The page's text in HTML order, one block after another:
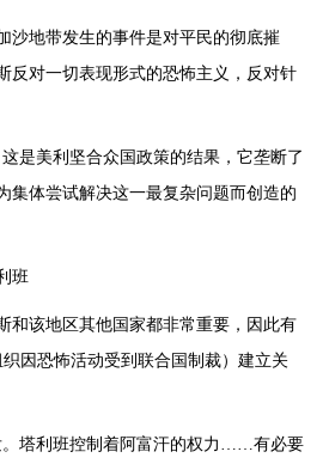
沙地带发生的事件是对平民的彻底摧
反对一切表现形式的恐怖主义，反对针
是美利坚合众国政策的结果，它垄断了
集体尝试解决这一最复杂问题而创造的
班
和该地区其他国家都非常重要，因此有
因恐怖活动受到联合国制裁）建立关
。塔利班控制着阿富汗的权力……有必要